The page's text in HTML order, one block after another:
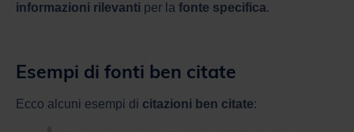
informazioni rilevanti per la fonte specifica.
Esempi di fonti ben citate
Ecco alcuni esempi di citazioni ben citate: